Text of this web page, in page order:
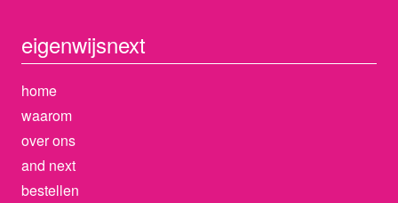
eigenwijsnext
home
waarom
over ons
and next
bestellen